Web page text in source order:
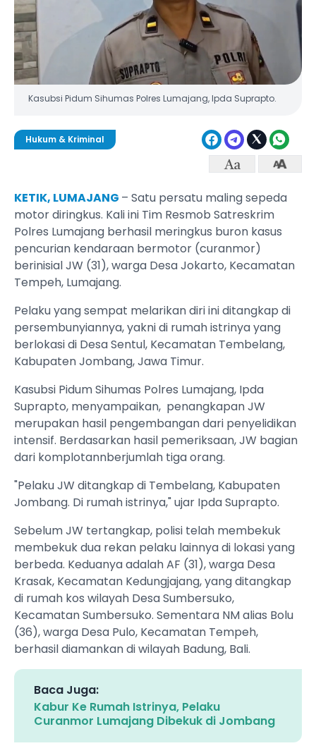
Kasubsi Pidum Sihumas Polres Lumajang, Ipda Suprapto.
Hukum & Kriminal
KETIK, LUMAJANG – Satu persatu maling sepeda
motor diringkus. Kali ini Tim Resmob Satreskrim
Polres Lumajang berhasil meringkus buron kasus
pencurian kendaraan bermotor (curanmor)
berinisial JW (31), warga Desa Jokarto, Kecamatan
Tempeh, Lumajang.
Pelaku yang sempat melarikan diri ini ditangkap di
persembunyiannya, yakni di rumah istrinya yang
berlokasi di Desa Sentul, Kecamatan Tembelang,
Kabupaten Jombang, Jawa Timur.
Kasubsi Pidum Sihumas Polres Lumajang, Ipda
Suprapto, menyampaikan, penangkapan JW
merupakan hasil pengembangan dari penyelidikan
intensif. Berdasarkan hasil pemeriksaan, JW bagian
dari komplotannberjumlah tiga orang.
"Pelaku JW ditangkap di Tembelang, Kabupaten
Jombang. Di rumah istrinya," ujar Ipda Suprapto.
Sebelum JW tertangkap, polisi telah membekuk
membekuk dua rekan pelaku lainnya di lokasi yang
berbeda. Keduanya adalah AF (31), warga Desa
Krasak, Kecamatan Kedungjajang, yang ditangkap
di rumah kos wilayah Desa Sumbersuko,
Kecamatan Sumbersuko. Sementara NM alias Bolu
(36), warga Desa Pulo, Kecamatan Tempeh,
berhasil diamankan di wilayah Badung, Bali.
Baca Juga:
Kabur Ke Rumah Istrinya, Pelaku
Curanmor Lumajang Dibekuk di Jombang